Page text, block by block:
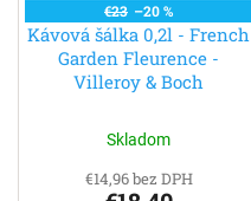
€23 –20 %
Kávová šálka 0,2l - French
Garden Fleurence -
Villeroy & Boch
Skladom
€14,96 bez DPH